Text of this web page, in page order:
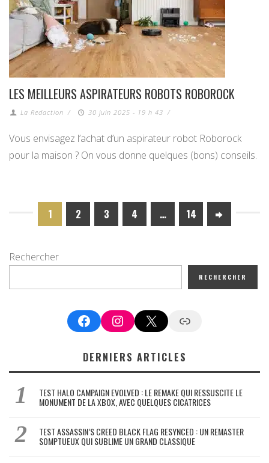
LES MEILLEURS ASPIRATEURS ROBOTS ROBOROCK
La Redaction / 30 juin 2025 - 19 h 43 /
Vous envisagez l’achat d’un aspirateur robot Roborock
pour la maison ? On vous donne quelques (bons) conseils.
1 2 3 4 … 14
Rechercher
RECHERCHER
FacebookInstagram
X Google News
DERNIERS ARTICLES
TEST HALO CAMPAIGN EVOLVED : LE REMAKE QUI RESSUSCITE LE
MONUMENT DE LA XBOX, AVEC QUELQUES CICATRICES
TEST ASSASSIN’S CREED BLACK FLAG RESYNCED : UN REMASTER
SOMPTUEUX QUI SUBLIME UN GRAND CLASSIQUE